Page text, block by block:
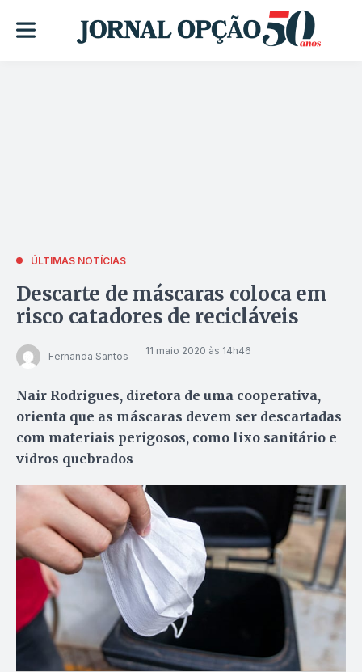
ÚLTIMAS NOTÍCIAS
Descarte de máscaras coloca em
risco catadores de recicláveis
Fernanda Santos 11 maio 2020 às 14h46
Nair Rodrigues, diretora de uma cooperativa,
orienta que as máscaras devem ser descartadas
com materiais perigosos, como lixo sanitário e
vidros quebrados